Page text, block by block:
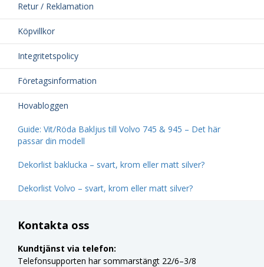
Retur / Reklamation
Köpvillkor
Integritetspolicy
Företagsinformation
Hovabloggen
Guide: Vit/Röda Bakljus till Volvo 745 & 945 – Det här
passar din modell
Dekorlist baklucka – svart, krom eller matt silver?
Dekorlist Volvo – svart, krom eller matt silver?
Kontakta oss
Kundtjänst via telefon:
Telefonsupporten har sommarstängt 22/6–3/8